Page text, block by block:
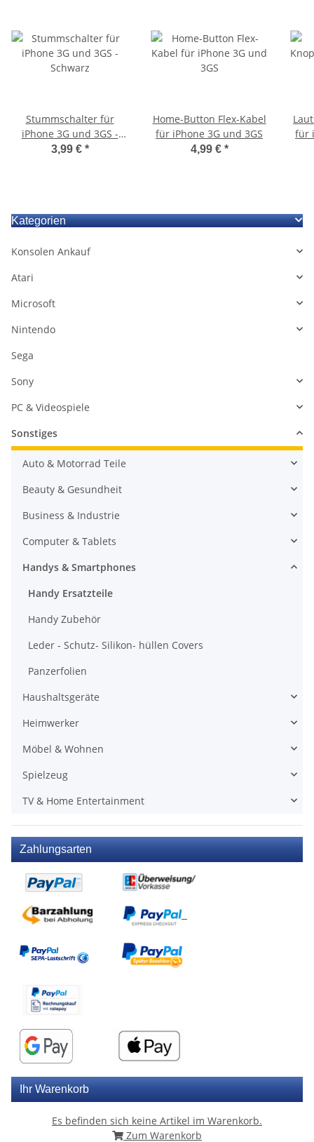
Stummschalter für
iPhone 3G und 3GS -
Schwarz
3,99 € *
Home-Button Flex-Kabel
für iPhone 3G und 3GS
4,99 € *
für
Kategorien
Konsolen Ankauf
Atari
Microsoft
Nintendo
Sega
Sony
PC & Videospiele
Sonstiges
Auto & Motorrad Teile
Beauty & Gesundheit
Business & Industrie
Computer & Tablets
Handys & Smartphones
Handy Ersatzteile
Handy Zubehör
Leder - Schutz- Silikon- hüllen Covers
Panzerfolien
Haushaltsgeräte
Heimwerker
Möbel & Wohnen
Spielzeug
TV & Home Entertainment
Zahlungsarten
Ihr Warenkorb
Es befinden sich keine Artikel im Warenkorb.
Zum Warenkorb